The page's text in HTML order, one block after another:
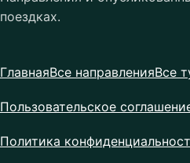
поездках.
ГлавнаяВсе направленияВсе
Пользовательское
Политика